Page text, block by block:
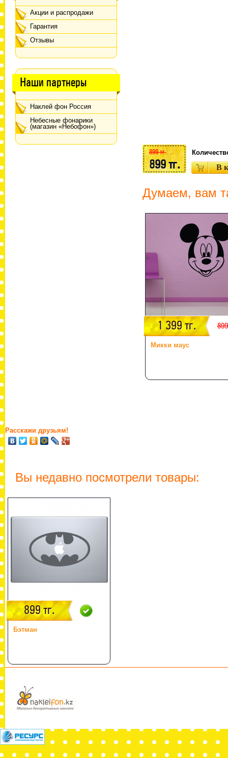
Акции и распродажи
Гарантия
Отзывы
Наши партнеры
Наклей фон Россия
Небесные фонарики
(магазин «Небофон»)
899 тг.
899 тг.
Думаем, вам
1 399 тг.
Микки маус
Расскажи друзьям!
Вы недавно посмотрели товары:
899 тг.
Бэтман